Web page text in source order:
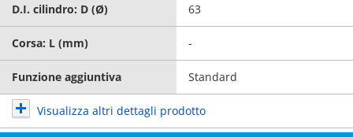
D.I. cilindro: D (Ø) 63
Corsa: L (mm) -
Funzione aggiuntiva Standard
Visualizza altri dettagli prodotto